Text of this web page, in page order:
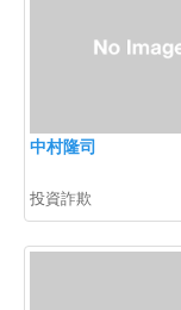
中村隆司
投資詐欺